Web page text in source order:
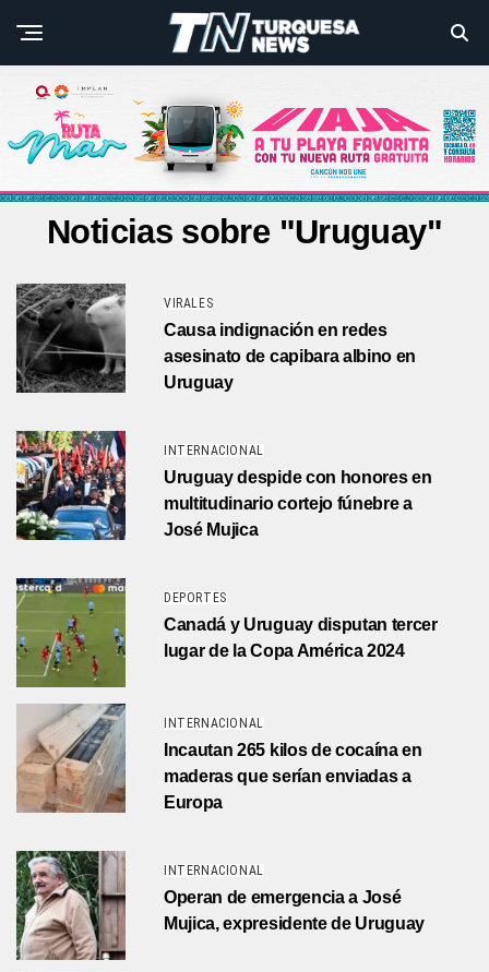
Noticias sobre "Uruguay"
VIRALES
Causa indignación en redes
asesinato de capibara albino en
Uruguay
INTERNACIONAL
Uruguay despide con honores en
multitudinario cortejo fúnebre a
José Mujica
DEPORTES
Canadá y Uruguay disputan tercer
lugar de la Copa América 2024
INTERNACIONAL
Incautan 265 kilos de cocaína en
maderas que serían enviadas a
Europa
INTERNACIONAL
Operan de emergencia a José
Mujica, expresidente de Uruguay